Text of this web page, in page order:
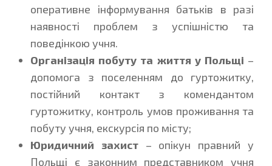
оперативне інформування батьків в разі
наявності проблем з успішністю та
поведінкою учня.
Організація побуту та життя у Польщі –
допомога з поселенням до гуртожитку,
постійний контакт з комендантом
гуртожитку, контроль умов проживання та
побуту учня, екскурсія по місту;
Юридичний захист – опікун правний у
Польщі є законним представником учня